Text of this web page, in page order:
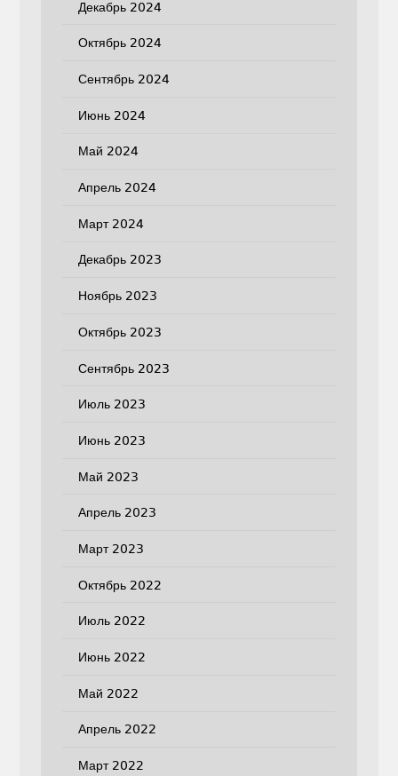
Декабрь 2024
Октябрь 2024
Сентябрь 2024
Июнь 2024
Май 2024
Апрель 2024
Март 2024
Декабрь 2023
Ноябрь 2023
Октябрь 2023
Сентябрь 2023
Июль 2023
Июнь 2023
Май 2023
Апрель 2023
Март 2023
Октябрь 2022
Июль 2022
Июнь 2022
Май 2022
Апрель 2022
Март 2022